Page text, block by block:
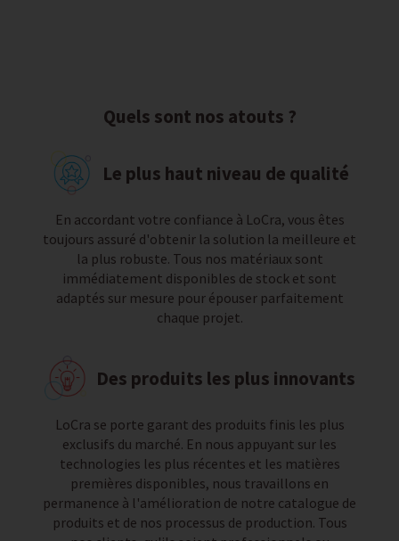
Quels sont nos atouts ?
Le plus haut niveau de qualité
En accordant votre confiance à LoCra, vous êtes
toujours assuré d'obtenir la solution la meilleure et
la plus robuste. Tous nos matériaux sont
immédiatement disponibles de stock et sont
adaptés sur mesure pour épouser parfaitement
chaque projet.
Des produits les plus innovants
LoCra se porte garant des produits finis les plus
exclusifs du marché. En nous appuyant sur les
technologies les plus récentes et les matières
premières disponibles, nous travaillons en
permanence à l'amélioration de notre catalogue de
produits et de nos processus de production. Tous